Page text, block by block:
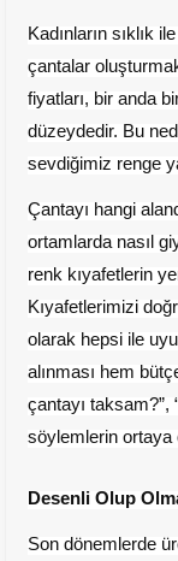
Kadınların sıklık
çantalar
fiyatları, bir anda
düzeydedir. Bu
sevdiğimiz renge
Çantayı hangi
ortamlarda nasıl
renk kıyafetlerin
Kıyafetlerimizi
olarak hepsi ile
alınması hem
çantayı taksam?”,
söylemlerin ortaya
Desenli Olup
Son dönemlerde